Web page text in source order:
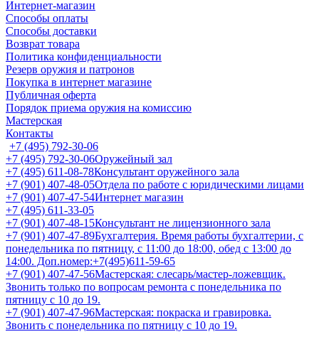
Интернет-магазин
Способы оплаты
Способы доставки
Возврат товара
Политика конфиденциальности
Резерв оружия и патронов
Покупка в интернет магазине
Публичная оферта
Порядок приема оружия на комиссию
Мастерская
Контакты
+7 (495) 792-30-06
+7 (495) 792-30-06Оружейный зал
+7 (495) 611-08-78Консультант оружейного зала
+7 (901) 407-48-05Отдела по работе с юридическими лицами
+7 (901) 407-47-54Интернет магазин
+7 (495) 611-33-05
+7 (901) 407-48-15Консультант не лицензионного зала
+7 (901) 407-47-89Бухгалтерия. Время работы бухгалтерии, с
понедельника по пятницу, с 11:00 до 18:00, обед с 13:00 до
14:00. Доп.номер:+7(495)611-59-65
+7 (901) 407-47-56Мастерская: слесарь/мастер-ложевщик.
Звонить только по вопросам ремонта с понедельника по
пятницу с 10 до 19.
+7 (901) 407-47-96Мастерская: покраска и гравировка.
Звонить с понедельника по пятницу с 10 до 19.